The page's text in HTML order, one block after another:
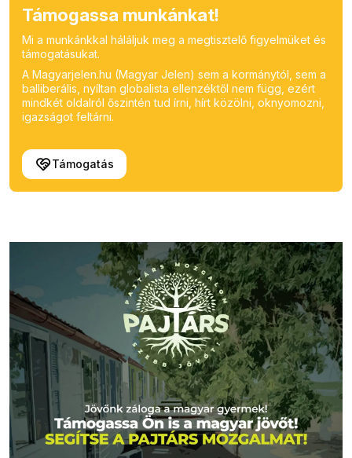
Támogassa munkánkat!
Mi a munkánkkal háláljuk meg a megtisztelő figyelmüket és
támogatásukat.
A Magyarjelen.hu (Magyar Jelen) sem a kormánytól, sem a
balliberális, nyíltan globalista ellenzéktől nem függ, ezért
mindkét oldalról őszintén tud írni, hírt közölni, oknyomozni,
igazságot feltárni.
Támogatás